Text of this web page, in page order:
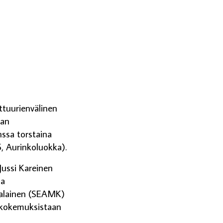
torstaina
Aurinkoluokka).
Kareinen
(SEAMK)